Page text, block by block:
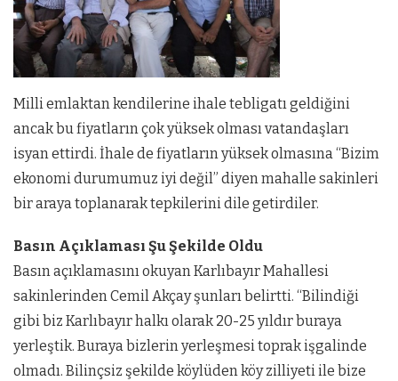
Milli emlaktan kendilerine ihale tebligatı geldiğini
ancak bu fiyatların çok yüksek olması vatandaşları
isyan ettirdi. İhale de fiyatların yüksek olmasına “Bizim
ekonomi durumumuz iyi değil” diyen mahalle sakinleri
bir araya toplanarak tepkilerini dile getirdiler.
Basın Açıklaması Şu Şekilde Oldu
Basın açıklamasını okuyan Karlıbayır Mahallesi
sakinlerinden Cemil Akçay şunları belirtti. “Bilindiği
gibi biz Karlıbayır halkı olarak 20-25 yıldır buraya
yerleştik. Buraya bizlerin yerleşmesi toprak işgalinde
olmadı. Bilinçsiz şekilde köylüden köy zilliyeti ile bize